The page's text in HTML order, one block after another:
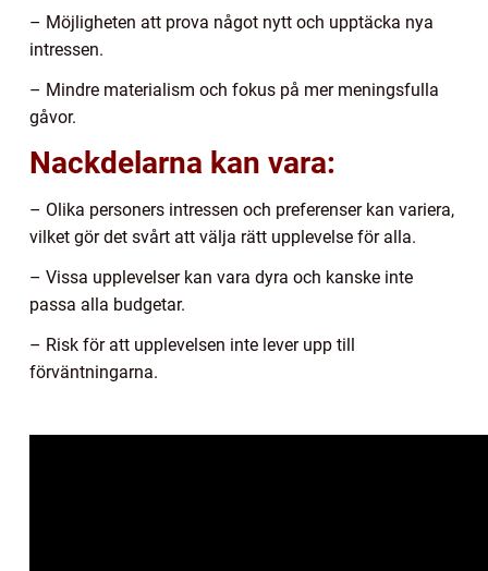
– Möjligheten att prova något nytt och upptäcka nya
intressen.
– Mindre materialism och fokus på mer meningsfulla
gåvor.
Nackdelarna kan vara:
– Olika personers intressen och preferenser kan variera,
vilket gör det svårt att välja rätt upplevelse för alla.
– Vissa upplevelser kan vara dyra och kanske inte
passa alla budgetar.
– Risk för att upplevelsen inte lever upp till
förväntningarna.